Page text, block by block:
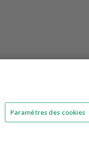
Paramètres des cookies